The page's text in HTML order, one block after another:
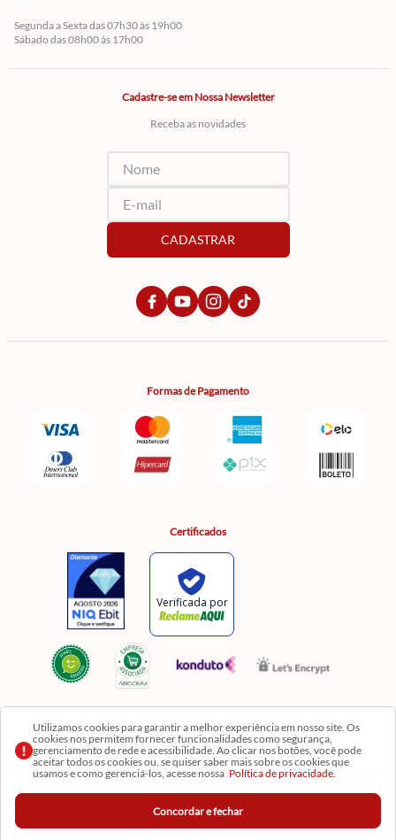
Utilizamos cookies para garantir a melhor experiência em nosso site. Os
cookies nos permitem fornecer funcionalidades como segurança,
gerenciamento de rede e acessibilidade. Ao clicar nos botões, você pode
aceitar todos os cookies ou, se quiser saber mais sobre os cookies que
usamos e como gerenciá-los, acesse nossa Política de privacidade.
Concordar e fechar
Segunda a Sexta das 07h30 às 19h00
Sábado das 08h00 às 17h00
Cadastre-se em Nossa Newsletter
Receba as novidades
CADASTRAR
Formas de Pagamento
Certificados
Razão Social: Comercial Luzia Meire de Gêneros Alimentícios LTDA | CNPJ:
08.991.182/0001-11
Os preços, produtos e quantidades da Loja Virtual não se aplicam aos da Loja Física. Na Loja